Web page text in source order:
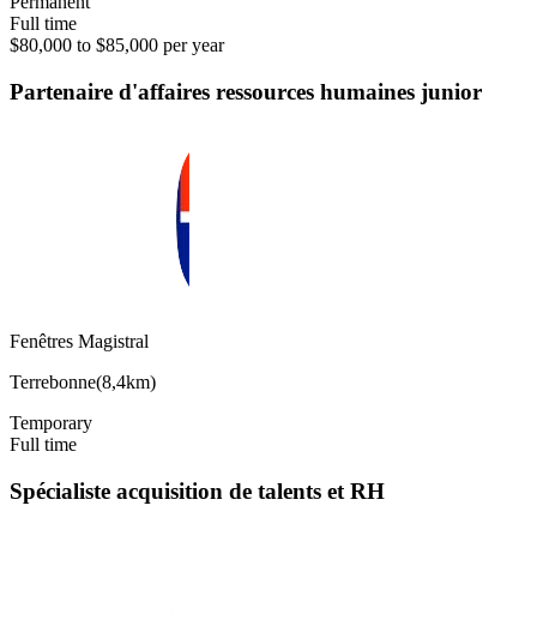
Full time
$80,000 to $85,000 per year
Partenaire d'affaires ressources humaines junior
Fenêtres Magistral
Terrebonne(8,4km)
Temporary
Full time
Spécialiste acquisition de talents et RH